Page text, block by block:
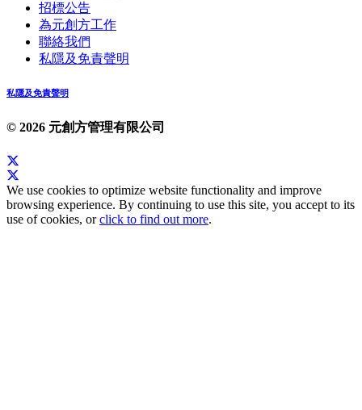
招標公告
為元創方工作
聯絡我們
私隱及免責聲明
私隱及免責聲明
© 2026 元創方管理有限公司
We use cookies to optimize website functionality and improve
browsing experience. By continuing to use this site, you accept to its
use of cookies, orclick to find out more.